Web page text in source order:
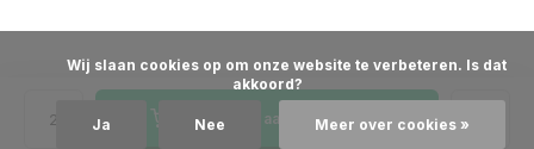
Toevoegen aan winkelwagen
akkoord?
Ja Nee Meer over cookies »